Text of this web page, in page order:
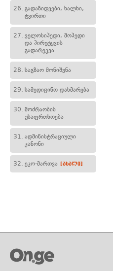
26. გადაზიდვები, ხალხი,
ტვირთი
27. ველოსიპედი, მოპედი
და პირუტყვის
გადარეკვა
28. საგზაო მონიშვნა
29. სამედიცინო დახმარება
30. მოძრაობის
უსაფრთხოება
31. ადმინისტრაციული
კანონი
32. ეკო-მართვა [ახალი]